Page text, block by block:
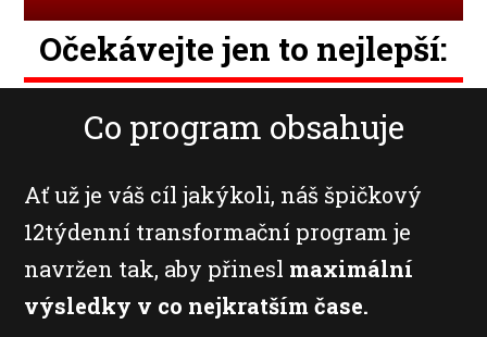
Očekávejte jen to nejlepší:
Co program obsahuje
Ať už je váš cíl jakýkoli, náš špičkový
12týdenní transformační program je
navržen tak, aby přinesl maximální
výsledky v co nejkratším čase.